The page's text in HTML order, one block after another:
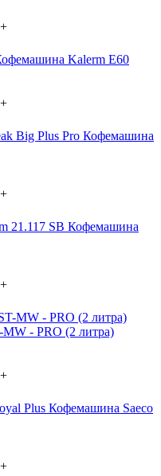
+
Kalerm E60
+
Кофемашина
+
Кофемашина
+
- PRO (2 литра)
+
Кофемашина Saeco
+